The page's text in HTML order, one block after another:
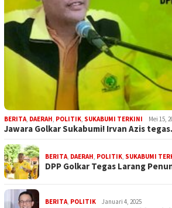
BERITA DAERAH POLITIK SUKABUMI TERKINI Mei 15,
Jawara Golkar Sukabumi! Irvan Azis
BERITA DAERAH POLITIK SUKABUMI
DPP Golkar Tegas Larang
BERITA POLITIK Januari 4, 2025